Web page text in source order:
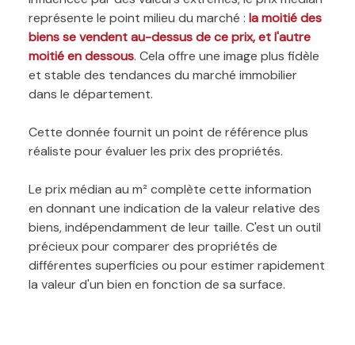
représente le point milieu du marché : la moitié des
biens se vendent au-dessus de ce prix, et l'autre
moitié en dessous. Cela offre une image plus fidèle
et stable des tendances du marché immobilier
dans le département.
Cette donnée fournit un point de référence plus
réaliste pour évaluer les prix des propriétés.
Le prix médian au m² complète cette information
en donnant une indication de la valeur relative des
biens, indépendamment de leur taille. C'est un outil
précieux pour comparer des propriétés de
différentes superficies ou pour estimer rapidement
la valeur d'un bien en fonction de sa surface.